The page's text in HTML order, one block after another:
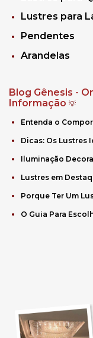
Lustres para
Pendentes
Arandelas
Blog Gênesis -
Informação 💡
Entenda o
Dicas: Os Lustres
Iluminação
Lustres em
Porque Ter Um
O Guia Para